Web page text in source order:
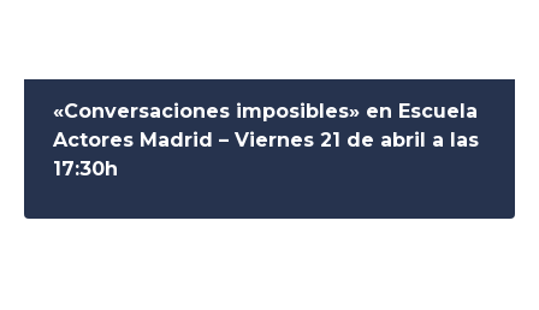
«Conversaciones imposibles» en Escuela
Actores Madrid – Viernes 21 de abril a las
17:30h